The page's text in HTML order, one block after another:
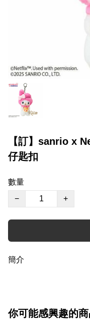
【訂】sanrio x
仔匙扣
數量
−
+
簡介
你可能感興趣的